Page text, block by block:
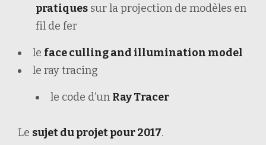
pratiques sur la projection de modèles en
fil de fer
le face culling and illumination model
le ray tracing
le code d’un Ray Tracer
Le sujet du projet pour 2017.